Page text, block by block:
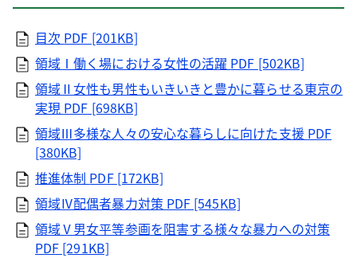
目次 PDF [201KB]
領域Ⅰ働く場における女性の活躍 PDF [502KB]
領域Ⅱ女性も男性もいきいきと豊かに暮らせる東京の
実現 PDF [698KB]
領域Ⅲ多様な人々の安心な暮らしに向けた支援 PDF
[380KB]
推進体制 PDF [172KB]
領域Ⅳ配偶者暴力対策 PDF [545KB]
領域Ⅴ男女平等参画を阻害する様々な暴力への対策
PDF [291KB]